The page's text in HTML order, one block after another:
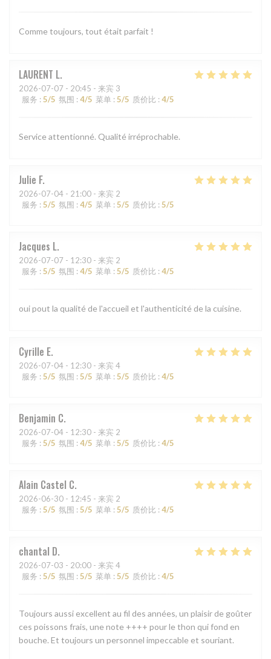
Comme toujours, tout était parfait !
LAURENT L
2026-07-07 - 20:45 - 来宾 3
服务 : 5/5 氛围 : 4/5 菜单 : 5/5 质价比 : 4/5
Service attentionné. Qualité irréprochable.
Julie F
2026-07-04 - 21:00 - 来宾 2
服务 : 5/5 氛围 : 4/5 菜单 : 5/5 质价比 : 5/5
Jacques L
2026-07-07 - 12:30 - 来宾 2
服务 : 5/5 氛围 : 4/5 菜单 : 5/5 质价比 : 4/5
oui pout la qualité de l'accueil et l'authenticité de la cuisine.
Cyrille E
2026-07-04 - 12:30 - 来宾 4
服务 : 5/5 氛围 : 5/5 菜单 : 5/5 质价比 : 4/5
Benjamin C
2026-07-04 - 12:30 - 来宾 2
服务 : 5/5 氛围 : 4/5 菜单 : 5/5 质价比 : 4/5
Alain Castel C
2026-06-30 - 12:45 - 来宾 2
服务 : 5/5 氛围 : 5/5 菜单 : 5/5 质价比 : 4/5
chantal D
2026-07-03 - 20:00 - 来宾 4
服务 : 5/5 氛围 : 5/5 菜单 : 5/5 质价比 : 4/5
Toujours aussi excellent au fil des années, un plaisir de goûter
ces poissons frais, une note ++++ pour le thon qui fond en
bouche. Et toujours un personnel impeccable et souriant.